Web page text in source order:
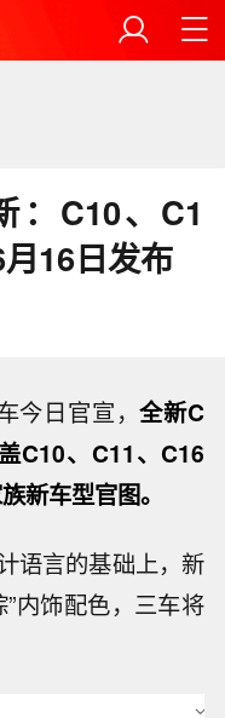
：C10、C1
16日发布
今日官宣，全新C
C10、C11、C16
新车型官图。
语言的基础上，新
”内饰配色，三车将